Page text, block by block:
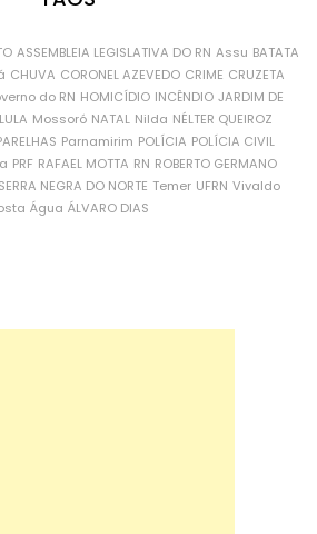
ASSEMBLEIA LEGISLATIVA DO RN Assu BATATA
CHUVA CORONEL AZEVEDO CRIME CRUZETA
do RN HOMICÍDIO INCÊNDIO JARDIM DE
LULA Mossoró NATAL Nilda NÉLTER QUEIROZ
Parnamirim POLÍCIA POLÍCIA CIVIL
PRF RAFAEL MOTTA RN ROBERTO GERMANO
SERRA NEGRA DO NORTE Temer UFRN Vivaldo
Água ÁLVARO DIAS